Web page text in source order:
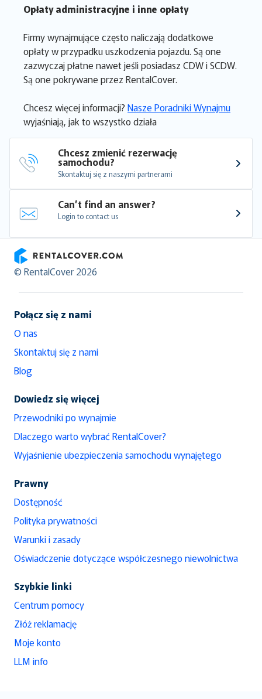
Opłaty administracyjne i inne opłaty
Firmy wynajmujące często naliczają dodatkowe
opłaty w przypadku uszkodzenia pojazdu. Są one
zazwyczaj płatne nawet jeśli posiadasz CDW i SCDW.
Są one pokrywane przez RentalCover.
Chcesz więcej informacji? Nasze Poradniki Wynajmu
wyjaśniają, jak to wszystko działa
Chcesz zmienić rezerwację
samochodu?
Skontaktuj się z naszymi partnerami
Can’t find an answer?
Login to contact us
RentalCover
© RentalCover 2026
Połącz się z nami
O nas
Skontaktuj się z nami
Blog
Dowiedz się więcej
Przewodniki po wynajmie
Dlaczego warto wybrać RentalCover?
Wyjaśnienie ubezpieczenia samochodu wynajętego
Prawny
Dostępność
Polityka prywatności
Warunki i zasady
Oświadczenie dotyczące współczesnego niewolnictwa
Szybkie linki
Centrum pomocy
Złóż reklamację
Moje konto
LLM info